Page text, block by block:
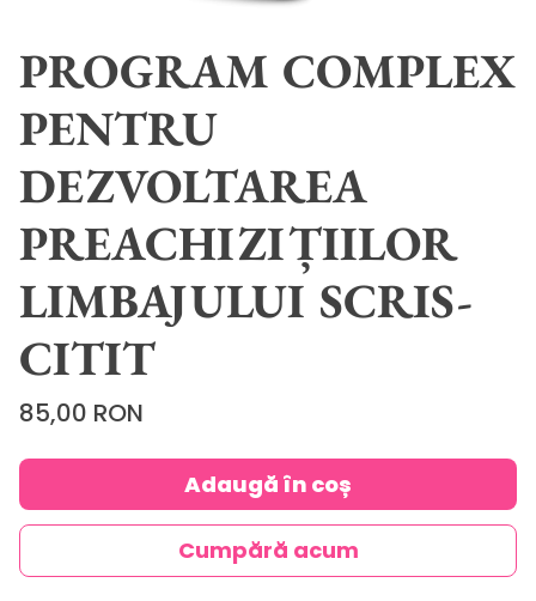
PROGRAM COMPLEX
PENTRU
DEZVOLTAREA
PREACHIZIȚIILOR
LIMBAJULUI SCRIS-
CITIT
85,00 RON
Adaugă în coș
Cumpără acum